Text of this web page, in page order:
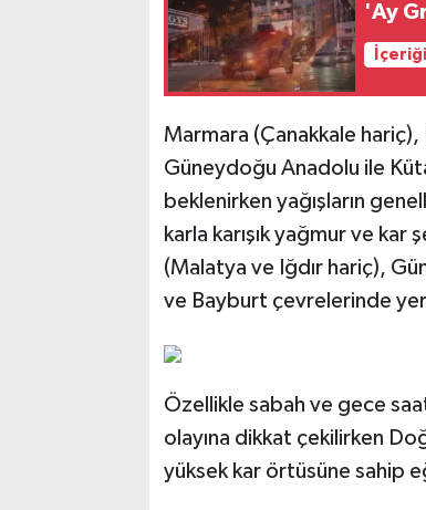
'Ay
Marmara (Çanakkale
Güneydoğu Anadolu ile
beklenirken yağışların
karla karışık yağmur ve
(Malatya ve Iğdır hariç),
ve Bayburt çevrelerinde
Özellikle sabah ve gece
olayına dikkat çekilirken
yüksek kar örtüsüne sahip